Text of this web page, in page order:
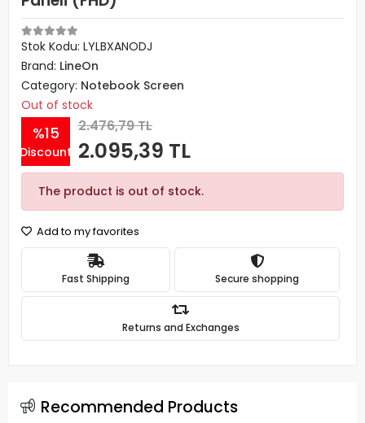
Stok Kodu: LYLBXANODJ
Brand: LineOn
Category: Notebook Screen
Out of stock
%15
Discount
2.476,79 TL
2.095,39 TL
The product is out of stock.
Add to my favorites
Fast Shipping Secure shopping
Returns and Exchanges
Recommended Products